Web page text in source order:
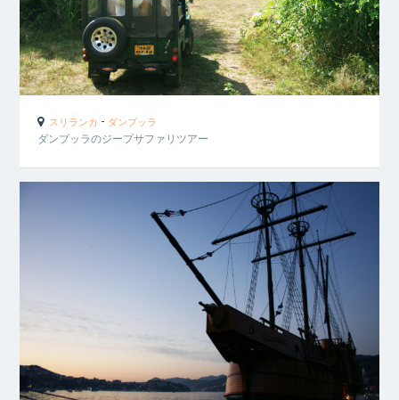
スリランカ - ダンブッラ
ダンブッラのジープサファリツアー